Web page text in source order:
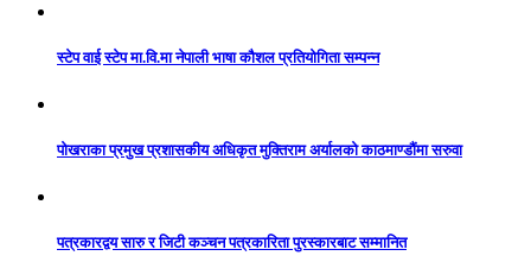
स्टेप वाई स्टेप मा.वि.मा नेपाली भाषा कौशल प्रतियोगिता सम्पन्न
पोखराका प्रमुख प्रशासकीय अधिकृत मुक्तिराम अर्यालको काठमाण्डौंमा सरुवा
पत्रकारद्वय सारु र जिटी कञ्चन पत्रकारिता पुरस्कारबाट सम्मानित